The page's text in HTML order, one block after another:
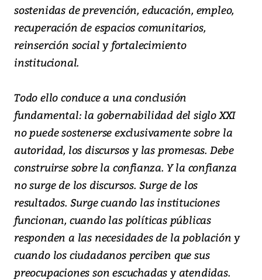
sostenidas de prevención, educación, empleo,
recuperación de espacios comunitarios,
reinserción social y fortalecimiento
institucional.
Todo ello conduce a una conclusión
fundamental: la gobernabilidad del siglo XXI
no puede sostenerse exclusivamente sobre la
autoridad, los discursos y las promesas. Debe
construirse sobre la confianza. Y la confianza
no surge de los discursos. Surge de los
resultados. Surge cuando las instituciones
funcionan, cuando las políticas públicas
responden a las necesidades de la población y
cuando los ciudadanos perciben que sus
preocupaciones son escuchadas y atendidas.